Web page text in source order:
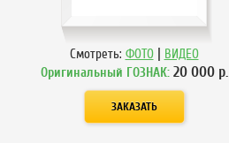
Смотреть: ФОТО | ВИДЕО
Оригинальный ГОЗНАК: 20 000р.